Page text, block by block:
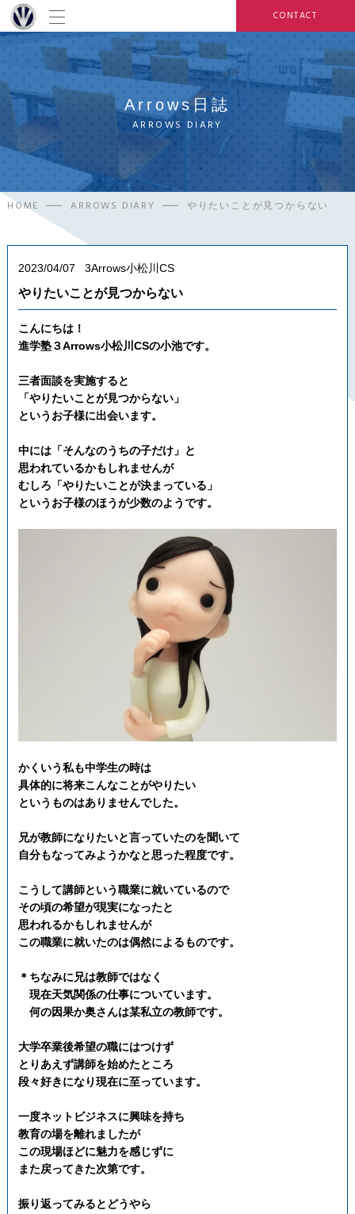
CONTACT
Arrows日誌
ARROWS DIARY
HOME ARROWS DIARY やりたいことが見つからない
2023/04/07 3Arrows小松川CS
やりたいことが見つからない
こんにちは！
進学塾３Arrows小松川CSの小池です。
三者面談を実施すると
「やりたいことが見つからない」
というお子様に出会います。
中には「そんなのうちの子だけ」と
思われているかもしれませんが
むしろ 「やりたいことが決まっている」
というお子様のほうが少数のようです。
かくいう私も中学生の時は
具体的に将来こんなことがやりたい
というものはありませんでした。
兄が教師になりたいと言っていたのを聞いて
自分もなってみようかなと思った程度です。
こうして講師という職業に就いているので
その頃の希望が現実になったと
思われるかもしれませんが
この職業に就いたのは偶然によるものです。
＊ちなみに兄は教師ではなく
現在天気関係の仕事についています。
何の因果か奥さんは某私立の教師です。
大学卒業後希望の職にはつけず
とりあえず講師を始めたところ
段々好きになり現在に至っています。
一度ネットビジネスに興味を持ち
教育の場を離れましたが
この現場ほどに魅力を感じずに
また戻ってきた次第です。
振り返ってみるとどうやら